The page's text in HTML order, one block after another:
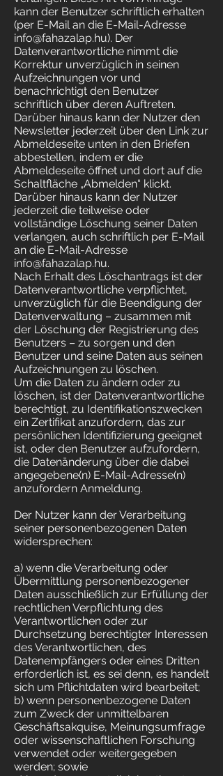
kann der Benutzer schriftlich erhalten
(per E-Mail an die E-Mail-Adresse
info@fahazalap.hu). Der
Datenverantwortliche nimmt die
Korrektur unverzüglich in seinen
Aufzeichnungen vor und
benachrichtigt den Benutzer
schriftlich über deren Auftreten.
Darüber hinaus kann der Nutzer den
Newsletter jederzeit über den Link zur
Abmeldeseite unten in den Briefen
abbestellen, indem er die
Abmeldeseite öffnet und dort auf die
Schaltfläche „Abmelden“ klickt.
Darüber hinaus kann der Nutzer
jederzeit die teilweise oder
vollständige Löschung seiner Daten
verlangen, auch schriftlich per E-Mail
an die E-Mail-Adresse
info@fahazalap.hu.
Nach Erhalt des Löschantrags ist der
Datenverantwortliche verpflichtet,
unverzüglich für die Beendigung der
Datenverwaltung – zusammen mit
der Löschung der Registrierung des
Benutzers – zu sorgen und den
Benutzer und seine Daten aus seinen
Aufzeichnungen zu löschen.
Um die Daten zu ändern oder zu
löschen, ist der Datenverantwortliche
berechtigt, zu Identifikationszwecken
ein Zertifikat anzufordern, das zur
persönlichen Identifizierung geeignet
ist, oder den Benutzer aufzufordern,
die Datenänderung über die dabei
angegebene(n) E-Mail-Adresse(n)
anzufordern Anmeldung.
Der Nutzer kann der Verarbeitung
seiner personenbezogenen Daten
widersprechen:
a) wenn die Verarbeitung oder
Übermittlung personenbezogener
Daten ausschließlich zur Erfüllung der
rechtlichen Verpflichtung des
Verantwortlichen oder zur
Durchsetzung berechtigter Interessen
des Verantwortlichen, des
Datenempfängers oder eines Dritten
erforderlich ist, es sei denn, es handelt
sich um Pflichtdaten wird bearbeitet;
b) wenn personenbezogene Daten
zum Zweck der unmittelbaren
Geschäftsakquise, Meinungsumfrage
oder wissenschaftlichen Forschung
verwendet oder weitergegeben
werden; sowie